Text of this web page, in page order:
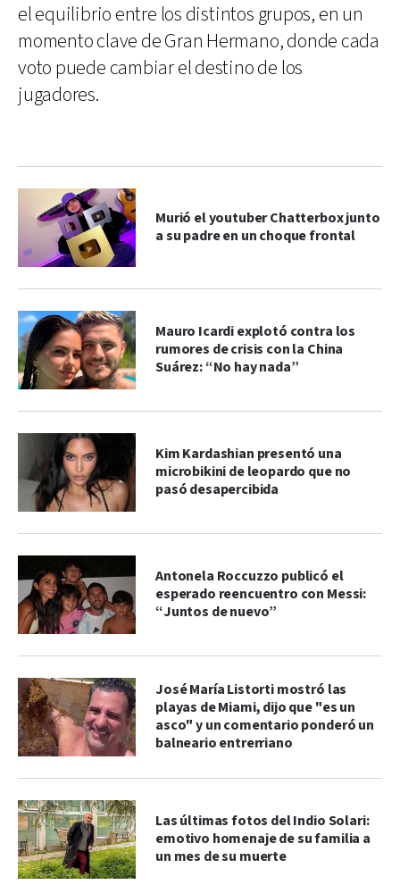
el equilibrio entre los distintos grupos, en un
momento clave de Gran Hermano, donde cada
voto puede cambiar el destino de los
jugadores.
Murió el youtuber Chatterbox junto
a su padre en un choque frontal
Mauro Icardi explotó contra los
rumores de crisis con la China
Suárez: “No hay nada”
Kim Kardashian presentó una
microbikini de leopardo que no
pasó desapercibida
Antonela Roccuzzo publicó el
esperado reencuentro con Messi:
“Juntos de nuevo”
José María Listorti mostró las
playas de Miami, dijo que "es un
asco" y un comentario ponderó un
balneario entrerriano
Las últimas fotos del Indio Solari:
emotivo homenaje de su familia a
un mes de su muerte